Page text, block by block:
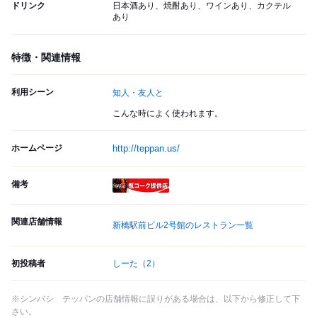
ドリンク
日本酒あり、焼酎あり、ワインあり、カクテル
あり
特徴・関連情報
利用シーン 知人・友人と
こんな時によく使われます。
ホームページ http://teppan.us/
備考
関連店舗情報 新橋駅前ビル2号館のレストラン一覧
初投稿者 しーた （2）
※シンバシ テッパンの店舗情報に誤りがある場合は、以下から修正して下
さい。